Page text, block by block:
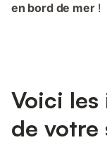
en bord de mer!
Voici
de votre